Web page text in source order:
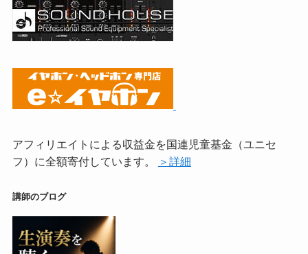
アフィリエイトによる収益金を国連児童基金（ユニセ
フ）に全額寄付しています。
＞詳細
講師のブログ